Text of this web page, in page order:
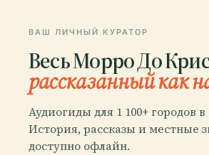
ВАШ ЛИЧНЫЙ КУРАТОР
Весь Морро До
рассказанный как
Аудиогиды для 1 100+ городов в
История, рассказы и местные
доступно офлайн.